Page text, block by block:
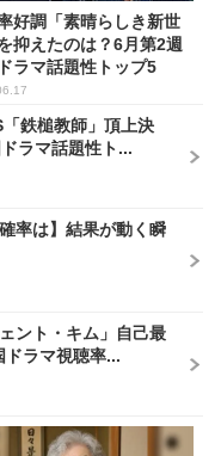
好調「素晴らしき新世
抑えたのは？6月第2週
ラマ話題性トップ5
「鉄槌教師」頂上決
ラマ話題性ト...
率は】結果が動く瞬
ント・キム」自己最
ラマ視聴率...